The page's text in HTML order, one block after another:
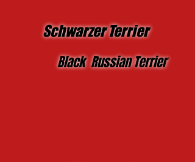
Schwarzer Terrier
Black Russian Terrier